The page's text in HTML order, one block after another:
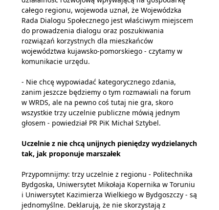
całego regionu, wojewoda uznał, że Wojewódzka
Rada Dialogu Społecznego jest właściwym miejscem
do prowadzenia dialogu oraz poszukiwania
rozwiązań korzystnych dla mieszkańców
województwa kujawsko-pomorskiego - czytamy w
komunikacie urzędu.
- Nie chcę wypowiadać kategorycznego zdania,
zanim jeszcze będziemy o tym rozmawiali na forum
w WRDS, ale na pewno coś tutaj nie gra, skoro
wszystkie trzy uczelnie publiczne mówią jednym
głosem - powiedział PR PiK Michał Sztybel.
Uczelnie z nie chcą unijnych pieniędzy wydzielanych
tak, jak proponuje marszałek
Przypomnijmy: trzy uczelnie z regionu - Politechnika
Bydgoska, Uniwersytet Mikołaja Kopernika w Toruniu
i Uniwersytet Kazimierza Wielkiego w Bydgoszczy - są
jednomyślne. Deklarują, że nie skorzystają z